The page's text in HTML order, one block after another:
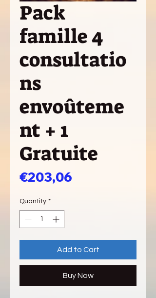
Pack
famille 4
consultatio
ns
envoûteme
nt + 1
Gratuite
€203,06
Quantity *
Add to Cart
Buy Now